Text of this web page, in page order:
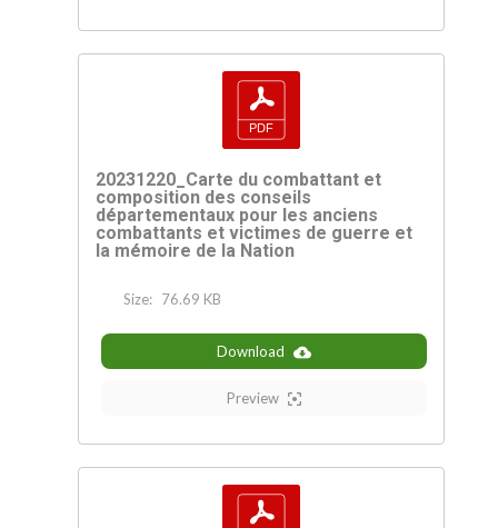
20231220_Carte du combattant et
composition des conseils
départementaux pour les anciens
combattants et victimes de guerre et
la mémoire de la Nation
Size: 76.69 KB
Download
Preview